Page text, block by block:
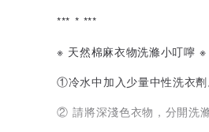
*** * ***
※ 天然棉麻衣物洗滌小叮嚀 ※
①冷水中加入少量中性洗衣劑
② 請將深淺色衣物，分開洗滌